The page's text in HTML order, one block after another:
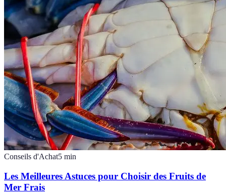
Conseils d'Achat5 min
Les Meilleures Astuces pour Choisir des Fruits de
Mer Frais